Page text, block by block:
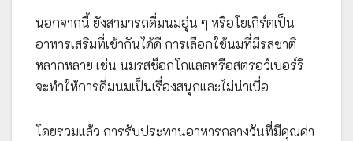
นอกจากนี้ ยังสามารถดื่มนมอุ่น ๆ หรือโยเกิร์ตเป็น
อาหารเสริมที่เข้ากันได้ดี การเลือกใช้นมที่มีรสชาติ
หลากหลาย เช่น นมรสช็อกโกแลตหรือสตรอว์เบอร์รี
จะทำให้การดื่มนมเป็นเรื่องสนุกและไม่น่าเบื่อ
โดยรวมแล้ว การรับประทานอาหารกลางวันที่มีคุณค่า